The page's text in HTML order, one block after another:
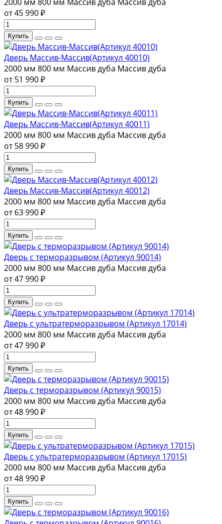
от 45 990 ₽
Купить
Дверь Массив-Массив(Артикул 40010)
2000 мм 800 мм Массив дуба Массив дуба
от 51 990 ₽
Купить
Дверь Массив-Массив(Артикул 40011)
2000 мм 800 мм Массив дуба Массив дуба
от 58 990 ₽
Купить
Дверь Массив-Массив(Артикул 40012)
2000 мм 800 мм Массив дуба Массив дуба
от 63 990 ₽
Купить
Дверь с терморазрывом (Артикул 90014)
2000 мм 800 мм Массив дуба Массив дуба
от 47 990 ₽
Купить
Дверь с ультратерморазрывом (Артикул 17014)
2000 мм 800 мм Массив дуба Массив дуба
от 47 990 ₽
Купить
Дверь с терморазрывом (Артикул 90015)
2000 мм 800 мм Массив дуба Массив дуба
от 48 990 ₽
Купить
Дверь с ультратерморазрывом (Артикул 17015)
2000 мм 800 мм Массив дуба Массив дуба
от 48 990 ₽
Купить